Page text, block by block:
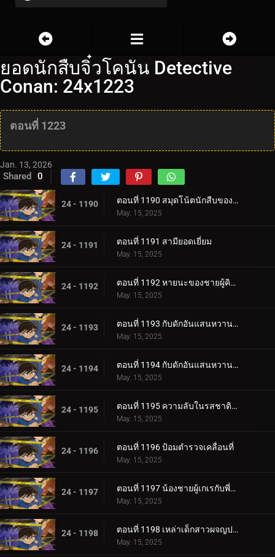
ยอดนักสืบจิ๋วโคนัน Detective
Conan: 24x1223
ตอนที่ 1223
Jan. 13, 2026
Shared 0
24 - 1190 ตอนที่ 1190 สมุดโน้ตนักสืบของสึบุรายะ มิตสึฮิโกะ 3
May. 15, 2025
24 - 1191 ตอนที่ 1191 สามียอดเยี่ยม
May. 15, 2025
24 - 1192 ตอนที่ 1192 หายนะของชายผู้คิดบวก
May. 15, 2025
24 - 1193 ตอนที่ 1193 กับดักอันแสนหวานของโอโอกะ โมมิจิ (ตอนแรก)
May. 15, 2025
24 - 1194 ตอนที่ 1194 กับดักอันแสนหวานของโอโอกะ โมมิจิ (ตอนจบ)
May. 15, 2025
24 - 1195 ตอนที่ 1195 ความลับในรสชาติที่เปลี่ยนไปของร้านดัง
May. 15, 2025
24 - 1196 ตอนที่ 1196 ป้อมตำรวจเคลื่อนที่
May. 15, 2025
24 - 1197 ตอนที่ 1197 น้องชายผู้เกเรกับพี่สาวผู้เดือดร้อน
May. 15, 2025
24 - 1198 ตอนที่ 1198 เหล่าเด็กสาวผจญปริศนา 3
May. 15, 2025